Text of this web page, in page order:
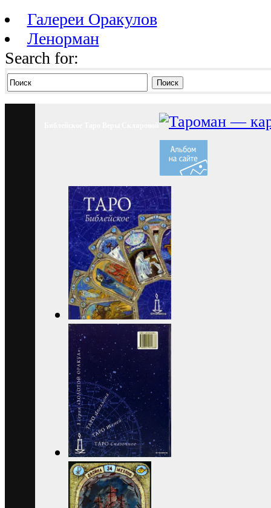
Галереи Оракулов
Ленорман
Search for:
Поиск